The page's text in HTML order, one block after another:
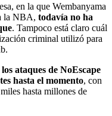
en la que Wembanyama
la NBA, todavía no ha
. Tampoco está claro cuál
criminal utilizó para
ataques de NoEscape
hasta el momento, con
hasta millones de